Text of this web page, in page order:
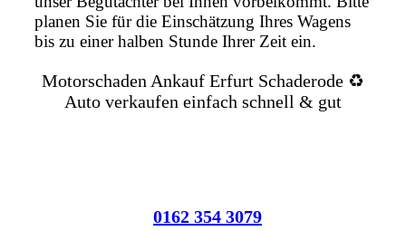
planen Sie für die Einschätzung Ihres Wagens
bis zu einer halben Stunde Ihrer Zeit ein.
Motorschaden Ankauf Erfurt Schaderode ♻️
Auto verkaufen einfach schnell & gut
0162 354 3079